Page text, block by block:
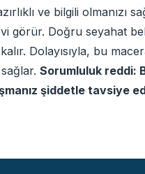
ve bilgili olmanızı
görür. Doğru seyahat
Dolayısıyla, bu
Sorumluluk reddi:
şiddetle tavsiye